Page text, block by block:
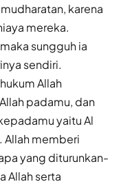
karena
mereka.
sungguh ia
sendiri.
Allah
padamu, dan
yaitu Al
Allah memberi
yang diturunkan-
Allah serta